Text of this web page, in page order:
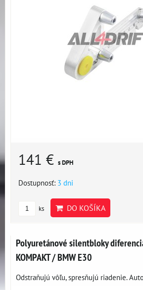
141 € s DPH
Dostupnosť: 3 dni
ks DO KOŠÍKA
Polyuretánové silentbloky
KOMPAKT / BMW E30
Odstraňujú vôľu, spresňujú riadenie.